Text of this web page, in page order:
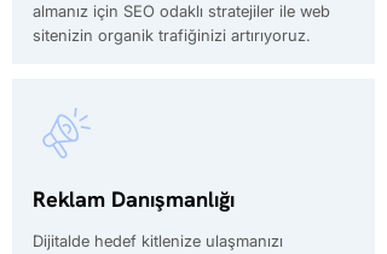
almanız için SEO odaklı stratejiler ile web
sitenizin organik trafiğinizi artırıyoruz.
Reklam Danışmanlığı
Dijitalde hedef kitlenize ulaşmanızı